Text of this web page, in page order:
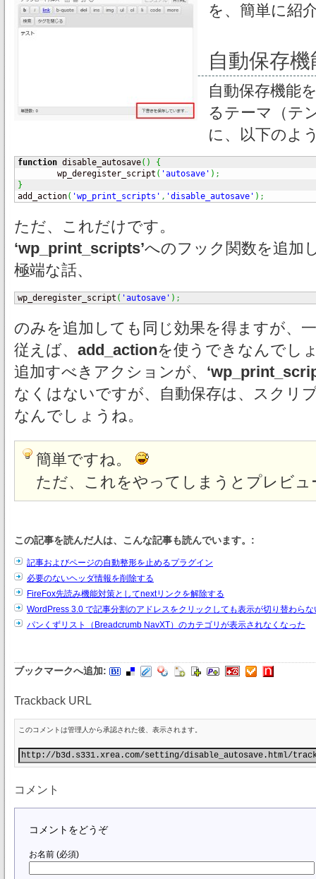
を、簡単に紹
自動保存
自動保存機能
るテーマ（テ
に、以下のよ
function disable_autosave( )
{
	wp_deregister_script
( 'autosave' ) ;
}
add_action( 'wp_print_scripts' , 'disable_autosave' ) ;
ただ、これだけです。
‘wp_print_scripts’へのフック関数を追加
極端な話、
wp_deregister_script ( 'autosave' ) ;
のみを追加しても同じ効果を得ますが、
従えば、 add_actionを使うできなんでし
追加すべきアクションが、
なくはないですが、自動保存は、スクリ
なんでしょうね。
簡単ですね。
ただ、これをやってしまうとプレビ
この記事を読んだ人は、こんな記事も読んでいます。:
記事およびページの自動整形を止めるプラグイン
必要のないヘッダ情報を削除する
FireFox先読み機能対策としてnextリンクを解除する
WordPress 3.0 で記事分割のアドレスをクリックしても表示が切り替わら
パンくずリスト（Breadcrumb NavXT）のカテゴリが表示されなくなった
ブックマークへ追加:
Trackback URL
このコメントは管理人から承認された後、表示されます。
コメント
コメントをどうぞ
お名前 (必須)